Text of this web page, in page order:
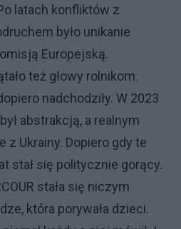
latach konfliktów z
było unikanie
Europejską.
też głowy rolnikom.
nadchodziły. W 2023
abstrakcją, a realnym
z Ukrainy. Dopiero gdy te
stał się politycznie gorący.
stała się niczym
która porywała dzieci.